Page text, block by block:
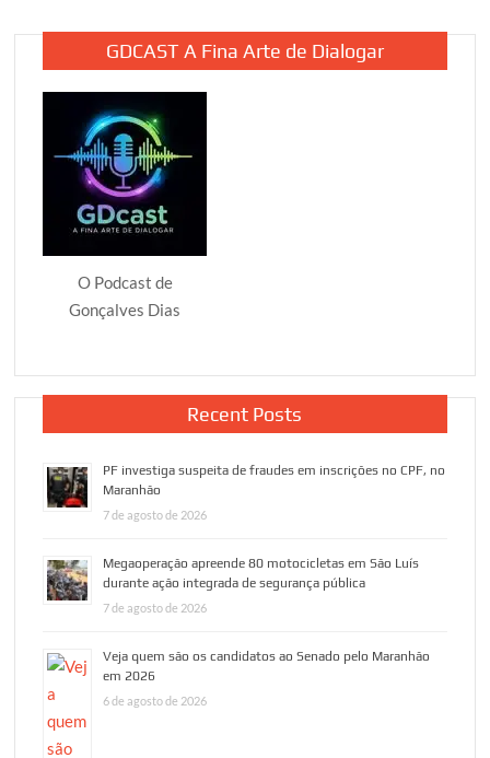
GDCAST A Fina Arte de Dialogar
O Podcast de
Gonçalves Dias
Recent Posts
PF investiga suspeita de fraudes em inscrições no CPF, no
Maranhão
7 de agosto de 2026
Megaoperação apreende 80 motocicletas em São Luís
durante ação integrada de segurança pública
7 de agosto de 2026
Veja quem são os candidatos ao Senado pelo Maranhão
em 2026
6 de agosto de 2026